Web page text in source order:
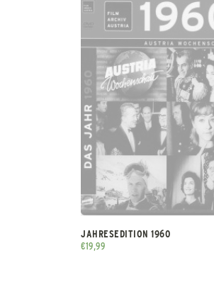
JAHRESEDITION 1960
€19,99